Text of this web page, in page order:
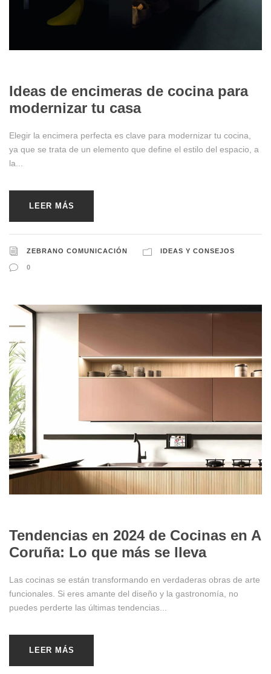
Ideas de encimeras de cocina para
modernizar tu casa
Elegir la encimera perfecta es clave para modernizar tu cocina,
ya que se trata de un elemento que define el estilo del espacio, a
la...
LEER MÁS
ZEBRANO COMUNICACIÓN IDEAS Y CONSEJOS
0
Tendencias en 2024 de Cocinas en A
Coruña: Lo que más se lleva
Las cocinas se están transformando en verdaderas obras de arte
funcionales. Si eres amante del diseño y la gastronomía, no
puedes perderte las últimas tendencias...
LEER MÁS